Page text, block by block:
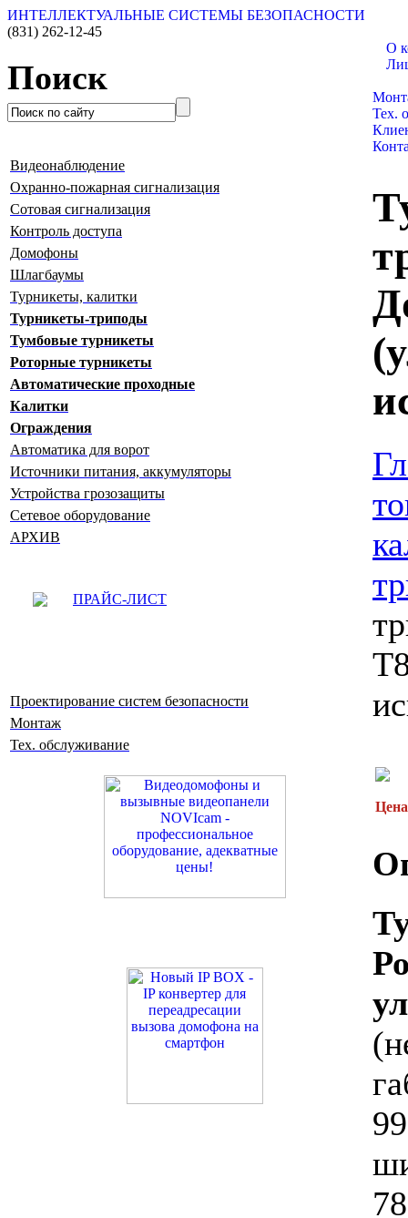
ИНТЕЛЛЕКТУАЛЬНЫЕ СИСТЕМЫ БЕЗОПАСНОСТИ
(831) 262-12-45
Поиск
О
Тех.
Видеонаблюдение
Охранно-пожарная сигнализация
Сотовая сигнализация
Контроль доступа
Домофоны
Шлагбаумы
Турникеты, калитки
Турникеты-триподы
Тумбовые турникеты
Роторные турникеты
Автоматические проходные
Калитки
Ограждения
Автоматика для ворот
Источники питания, аккумуляторы
Устройства грозозащиты
Сетевое оборудование
АРХИВ
ПРАЙС-ЛИСТ
Проектирование систем безопасности
Монтаж
Тех. обслуживание